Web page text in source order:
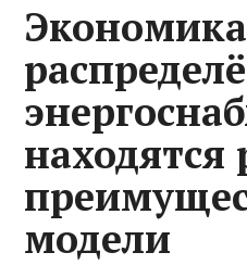
Экономика
находятся
модели